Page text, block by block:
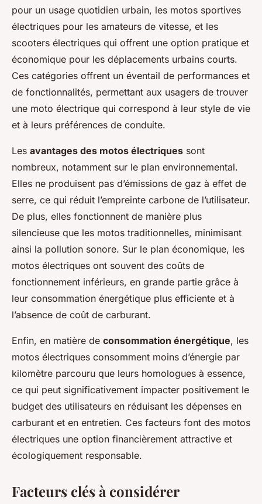
pour un usage quotidien urbain, les motos sportives
électriques pour les amateurs de vitesse, et les
scooters électriques qui offrent une option pratique et
économique pour les déplacements urbains courts.
Ces catégories offrent un éventail de performances et
de fonctionnalités, permettant aux usagers de trouver
une moto électrique qui correspond à leur style de vie
et à leurs préférences de conduite.
Les avantages des motos électriques sont
nombreux, notamment sur le plan environnemental.
Elles ne produisent pas d’émissions de gaz à effet de
serre, ce qui réduit l’empreinte carbone de l’utilisateur.
De plus, elles fonctionnent de manière plus
silencieuse que les motos traditionnelles, minimisant
ainsi la pollution sonore. Sur le plan économique, les
motos électriques ont souvent des coûts de
fonctionnement inférieurs, en grande partie grâce à
leur consommation énergétique plus efficiente et à
l’absence de coût de carburant.
Enfin, en matière de consommation énergétique, les
motos électriques consomment moins d’énergie par
kilomètre parcouru que leurs homologues à essence,
ce qui peut significativement impacter positivement le
budget des utilisateurs en réduisant les dépenses en
carburant et en entretien. Ces facteurs font des motos
électriques une option financièrement attractive et
écologiquement responsable.
Facteurs clés à considérer